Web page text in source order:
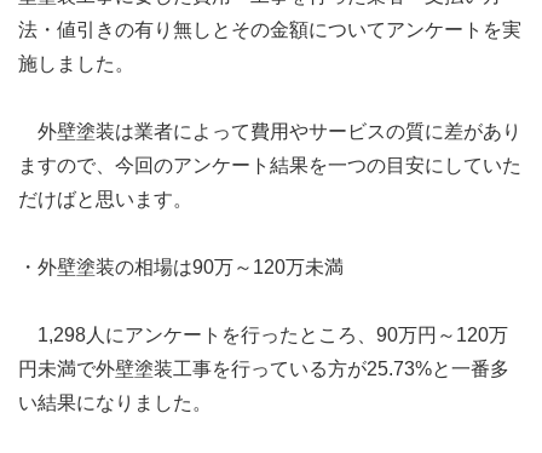
法・値引きの有り無しとその金額についてアンケートを実
施しました。
外壁塗装は業者によって費用やサービスの質に差があり
ますので、今回のアンケート結果を一つの目安にしていた
だけばと思います。
・外壁塗装の相場は90万～120万未満
1,298人にアンケートを行ったところ、90万円～120万
円未満で外壁塗装工事を行っている方が25.73%と一番多
い結果になりました。